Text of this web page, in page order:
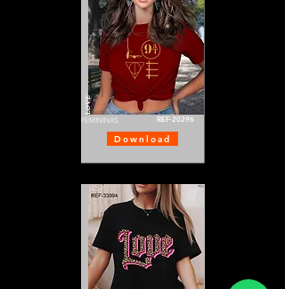
LOVE
FEMININAS REF-20296
Download